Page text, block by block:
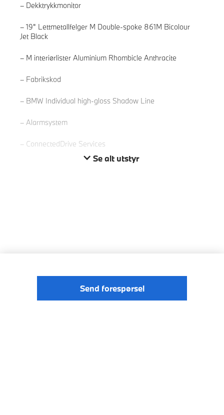
Dekktrykkmonitor
19" Lettmetallfelger M Double-spoke 861M Bicolour
Jet Black
M interiørlister Aluminium Rhombicle Anthracite
Fabrikskod
BMW Individual high-gloss Shadow Line
Alarmsystem
ConnectedDrive Services
Se alt utstyr
Les mer
Send forespørsel